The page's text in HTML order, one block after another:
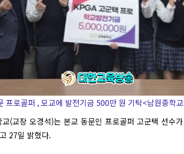
프로골퍼 , 모교에 발전기금 500만 원 기탁<남원중학
(교장 오경석)는 본교 동문인 프로골퍼 고군택 선수
27일 밝혔다.